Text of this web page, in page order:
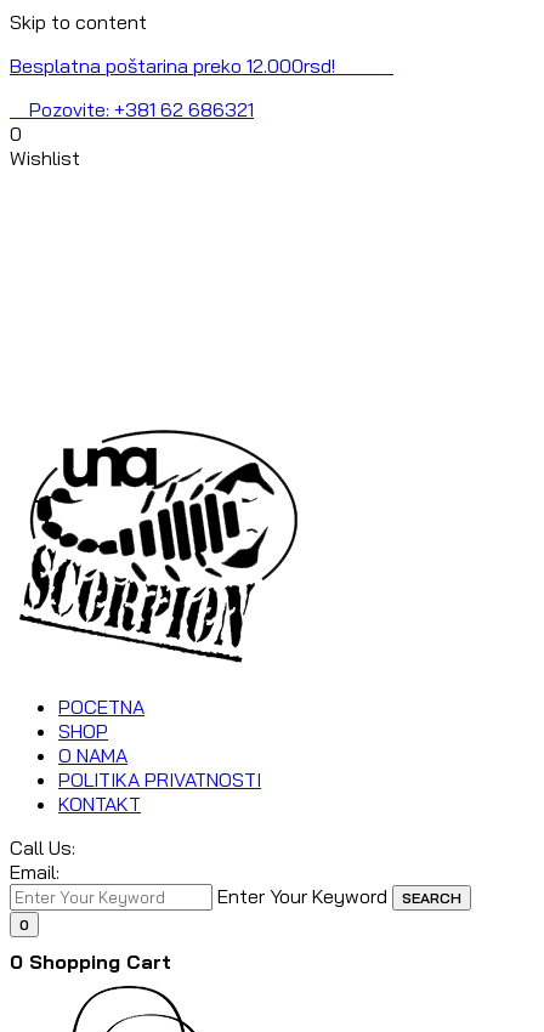
Skip to content
Besplatna poštarina preko 12.000rsd!
Pozovite: +381 62 686321
0
Wishlist
POCETNA
SHOP
O NAMA
POLITIKA PRIVATNOSTI
KONTAKT
Call Us:
Email:
Enter Your Keyword
SEARCH
0
0 Shopping Cart